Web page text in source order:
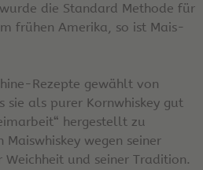
die Standard Methode für
frühen Amerika, so ist Mais-
Rezepte gewählt von
sie als purer Kornwhiskey gut
hergestellt zu
wegen seiner
Weichheit und seiner Tradition.